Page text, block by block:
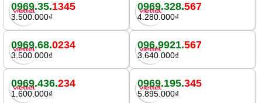
0969.35.1345
3.500.000₫
0969.328.567
4.280.000₫
0969.68.0234
3.500.000₫
096.9921.567
3.640.000₫
0969.436.234
1.600.000₫
0969.195.345
5.895.000₫